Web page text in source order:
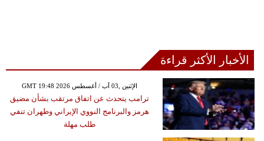
الأخبار الأكثر قراءة
GMT 19:48 2026 الإثنين ,03 آب / أغسطس
ترامب يتحدث عن اتفاق مرتقب بشأن مضيق
هرمز والبرنامج النووي الإيراني وطهران تنفي
طلب مهلة